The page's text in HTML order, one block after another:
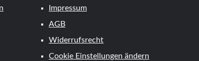
Impressum
AGB
Widerrufsrecht
Cookie Einstellungen ändern